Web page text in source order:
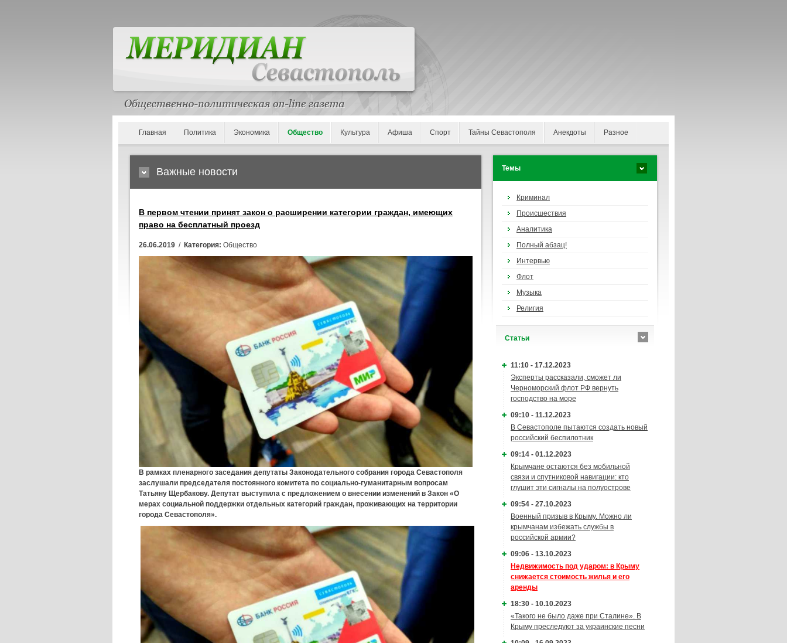
Главная Политика Экономика Общество Культура Афиша Спорт Тайны Севастополя Анекдоты Разное
Важные новости
В первом чтении принят закон о расширении категории граждан, имеющих
право на бесплатный проезд
26.06.2019 / Категория: Общество
В рамках пленарного заседания депутаты Законодательного собрания города Севастополя
заслушали председателя постоянного комитета по социально-гуманитарным вопросам
Татьяну Щербакову. Депутат выступила с предложением о внесении изменений в Закон «О
мерах социальной поддержки отдельных категорий граждан, проживающих на территории
города Севастополя».
Темы
Криминал
Происшествия
Аналитика
Полный абзац!
Интервью
Флот
Музыка
Религия
Cтатьи
11:10 - 17.12.2023
Эксперты рассказали, сможет ли
Черноморский флот РФ вернуть
господство на море
09:10 - 11.12.2023
В Севастополе пытаются создать новый
российский беспилотник
09:14 - 01.12.2023
Крымчане остаются без мобильной
связи и спутниковой навигации: кто
глушит эти сигналы на полуострове
09:54 - 27.10.2023
Военный призыв в Крыму. Можно ли
крымчанам избежать службы в
российской армии?
09:06 - 13.10.2023
Недвижимость под ударом: в Крыму
снижается стоимость жилья и его
аренды
18:30 - 10.10.2023
«Такого не было даже при Сталине». В
Крыму преследуют за украинские песни